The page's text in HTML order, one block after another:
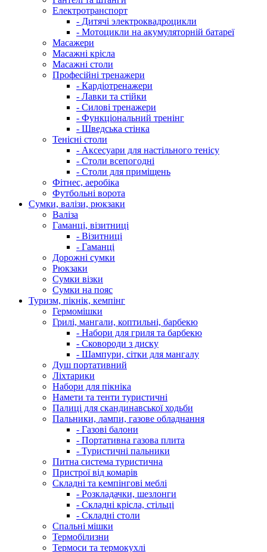
Електротранспорт
- Дитячі электроквадроцикли
- Мотоцикли на акумуляторній батареї
Масажери
Масажні крісла
Масажні столи
Професійні тренажери
- Кардіотренажери
- Лавки та стійки
- Силові тренажери
- Функціональний тренінг
- Шведська стінка
Тенісні столи
- Аксесуари для настільного тенісу
- Столи всепогодні
- Столи для приміщень
Фітнес, аеробіка
Футбольні ворота
Сумки, валізи, рюкзаки
Валіза
Гаманці, візитниці
- Візитниці
- Гаманці
Дорожні сумки
Рюкзаки
Сумки візки
Сумки на пояс
Туризм, пікнік, кемпінг
Гермомішки
Грилі, мангали, коптильні, барбекю
- Набори для гриля та барбекю
- Сковороди з диску
- Шампури, сітки для мангалу
Душ портативний
Ліхтарики
Набори для пікніка
Намети та тенти туристичні
Палиці для скандинавської ходьби
Пальники, лампи, газове обладнання
- Газові балони
- Портативна газова плита
- Туристичні пальники
Питна система туристична
Пристрої від комарів
Складні та кемпінгові меблі
- Розкладачки, шезлонги
- Складні крісла, стільці
- Складні столи
Спальні мішки
Термобілизни
Термоси та термокухлі